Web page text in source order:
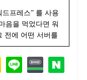
프레스” 를 사용
음을 먹었다면 워
전에 어떤 서버를